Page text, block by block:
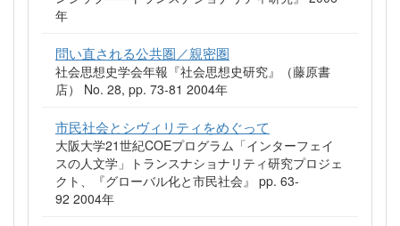
年
問い直される公共圏／親密圏
社会思想史学会年報『社会思想史研究』（藤原書
店） No. 28, pp. 73-81 2004年
市民社会とシヴィリティをめぐって
大阪大学21世紀COEプログラム「インターフェイ
スの人文学」トランスナショナリティ研究プロジェ
クト、『グローバル化と市民社会』 pp. 63-
92 2004年